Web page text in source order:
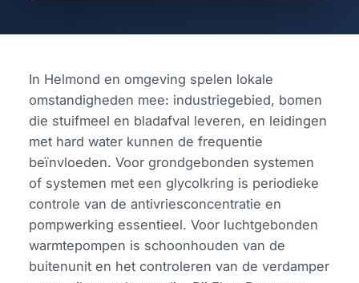
In Helmond en omgeving spelen lokale
omstandigheden mee: industriegebied, bomen
die stuifmeel en bladafval leveren, en leidingen
met hard water kunnen de frequentie
beïnvloeden. Voor grondgebonden systemen
of systemen met een glycolkring is periodieke
controle van de antivriesconcentratie en
pompwerking essentieel. Voor luchtgebonden
warmtepompen is schoonhouden van de
buitenunit en het controleren van de verdamper